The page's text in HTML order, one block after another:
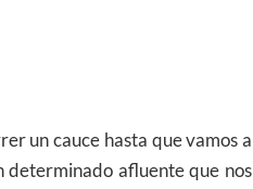
un cauce hasta que vamos a
determinado afluente que nos